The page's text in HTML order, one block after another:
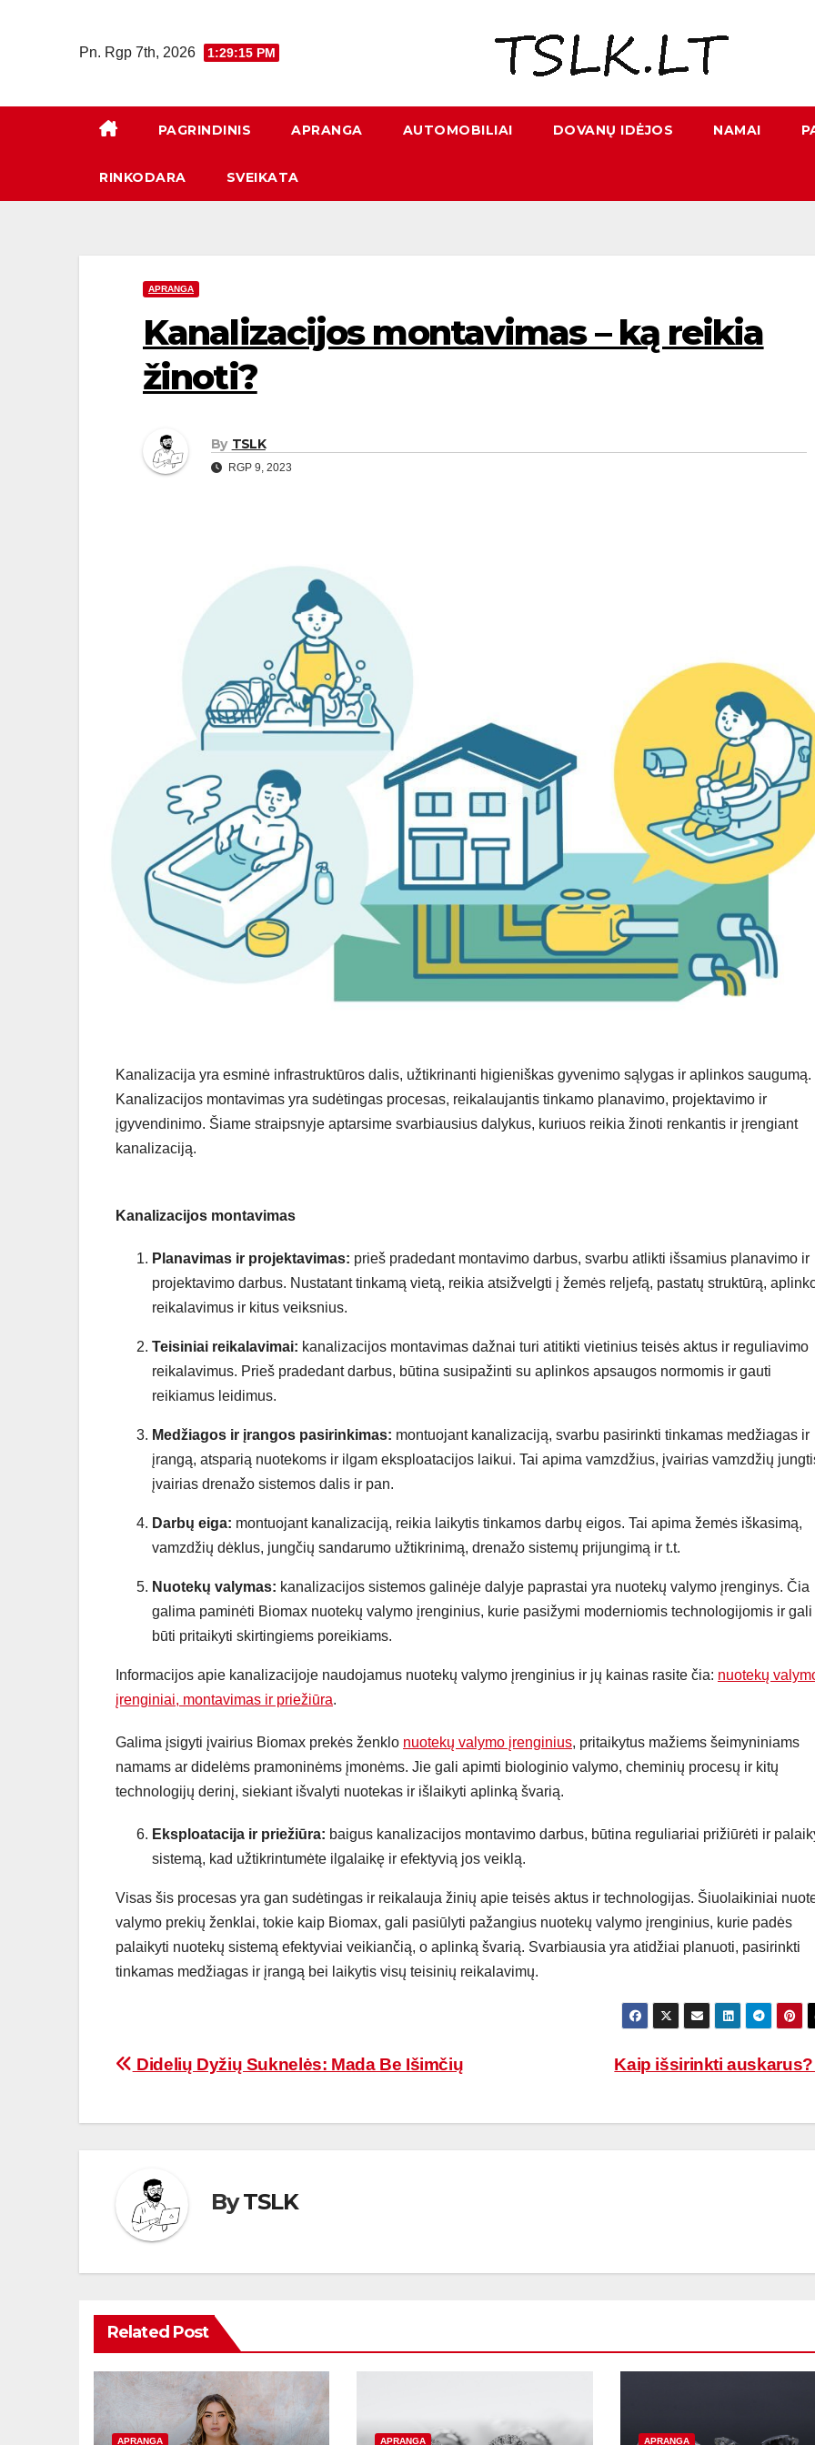
Pn. Rgp 7th, 2026 1:29:16 PM
PAGRINDINIS APRANGA AUTOMOBILIAI DOVANŲ IDĖJOS NAMAI
RINKODARA SVEIKATA
APRANGA
Kanalizacijos montavimas – ką reikia
žinoti?
By TSLK
RGP 9, 2023
Kanalizacija yra esminė infrastruktūros dalis, užtikrinanti higieniškas gyvenimo sąlygas ir aplinkos saugumą.
Kanalizacijos montavimas yra sudėtingas procesas, reikalaujantis tinkamo planavimo, projektavimo ir
įgyvendinimo. Šiame straipsnyje aptarsime svarbiausius dalykus, kuriuos reikia žinoti renkantis ir įrengiant
kanalizaciją.
Kanalizacijos montavimas
Planavimas ir projektavimas: prieš pradedant montavimo darbus, svarbu atlikti išsamius planavimo ir
projektavimo darbus. Nustatant tinkamą vietą, reikia atsižvelgti į žemės reljefą, pastatų struktūrą,
reikalavimus ir kitus veiksnius.
Teisiniai reikalavimai: kanalizacijos montavimas dažnai turi atitikti vietinius teisės aktus ir reguliavimo
reikalavimus. Prieš pradedant darbus, būtina susipažinti su aplinkos apsaugos normomis ir gauti
reikiamus leidimus.
Medžiagos ir įrangos pasirinkimas: montuojant kanalizaciją, svarbu pasirinkti tinkamas medžiagas ir
įrangą, atsparią nuotekoms ir ilgam eksploatacijos laikui. Tai apima vamzdžius, įvairias vamzdžių
įvairias drenažo sistemos dalis ir pan.
Darbų eiga: montuojant kanalizaciją, reikia laikytis tinkamos darbų eigos. Tai apima žemės iškasimą,
vamzdžių dėklus, jungčių sandarumo užtikrinimą, drenažo sistemų prijungimą ir t.t.
Nuotekų valymas: kanalizacijos sistemos galinėje dalyje paprastai yra nuotekų valymo įrenginys. Čia
galima paminėti Biomax nuotekų valymo įrenginius, kurie pasižymi moderniomis technologijomis ir gali
būti pritaikyti skirtingiems poreikiams.
Informacijos apie kanalizacijoje naudojamus nuotekų valymo įrenginius ir jų kainas rasite čia: nuotekų
įrenginiai, montavimas ir priežiūra.
Galima įsigyti įvairius Biomax prekės ženklo nuotekų valymo įrenginius, pritaikytus mažiems šeimyniniams
namams ar didelėms pramoninėms įmonėms. Jie gali apimti biologinio valymo, cheminių procesų ir kitų
technologijų derinį, siekiant išvalyti nuotekas ir išlaikyti aplinką švarią.
Eksploatacija ir priežiūra: baigus kanalizacijos montavimo darbus, būtina reguliariai prižiūrėti ir
sistemą, kad užtikrintumėte ilgalaikę ir efektyvią jos veiklą.
Visas šis procesas yra gan sudėtingas ir reikalauja žinių apie teisės aktus ir technologijas. Šiuolaikiniai
valymo prekių ženklai, tokie kaip Biomax, gali pasiūlyti pažangius nuotekų valymo įrenginius, kurie padės
palaikyti nuotekų sistemą efektyviai veikiančią, o aplinką švarią. Svarbiausia yra atidžiai planuoti, pasirinkti
tinkamas medžiagas ir įrangą bei laikytis visų teisinių reikalavimų.
Navigacija
Kaip išsirinkti
Didelių Dyžių Suknelės: Mada Be Išimčių
ByTSLK
Related Post
APRANGA APRANGA APRANGA